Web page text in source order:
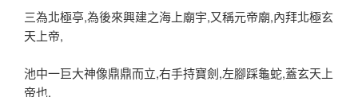
三為北極亭,為後來興建之海上廟宇,又稱元帝廟,內拜北極玄
天上帝,
池中一巨大神像鼎鼎而立,右手持寶劍,左腳踩龜蛇,蓋玄天上
帝也.